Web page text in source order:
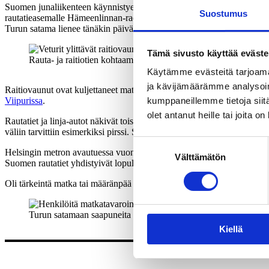
Suostumus
Tämä sivusto käyttää
Käytämme evästeitä
ja kävijämäärämme
kumppaneillemme tietoja
olet antanut heille tai joita
valinta
Välttämätön
Kiellä
Suomen junaliikenteen käynnistyessä vuonna 1862 lienee kautta
rautatieasemalle Hämeenlinnan-radan päähän. Ensimmäinen
Turun satama lienee tänäkin päivänä tunnetuin väylä junasta laivaan
Rauta- ja raitiotien kohtaaminen Helsingissä 1920-luvulla
Raitiovaunut ovat kuljettaneet matkustajia Helsingissä junalle ja
Viipurissa.
Rautatiet ja linja-autot näkivät toisensa pitkään kilpailijoina. Monilla
väliin tarvittiin esimerkiksi pirssi. Sittemmin suunnitellut ja
Helsingin metron avautuessa vuonna 1982 yksi alkuperäisistä
Suomen rautatiet yhdistyivät lopulta myös lentoliikenteeseen
Oli tärkeintä matka tai määränpää – yhteistyöllä pääsemme eteenpäin
Turun satamaan saapuneita matkustajia 1950-luvulla